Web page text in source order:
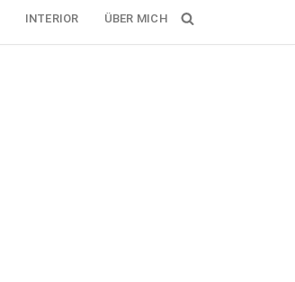
INTERIOR ÜBER MICH